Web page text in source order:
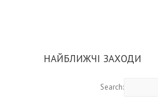
НАЙБЛИЖЧІ ЗАХОДИ
Search: